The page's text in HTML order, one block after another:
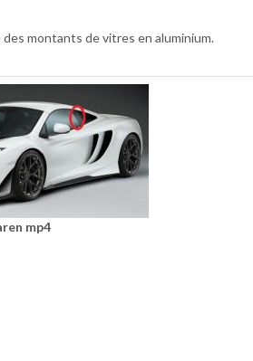
montants de vitres en aluminium.
mp4